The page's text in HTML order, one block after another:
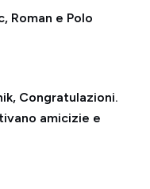
Roman e Polo
Congratulazioni.
amicizie e